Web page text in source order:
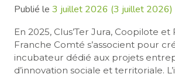
Publié le 3 juillet 2026 (3 juillet 2026)
En 2025, Clus’Ter Jura, Coopilote
Franche Comté s’associent pour
incubateur dédié aux projets
d’innovation sociale et territoriale.